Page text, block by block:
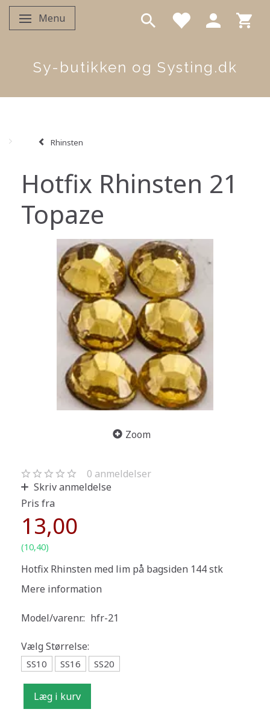
Skifte navigation
Menu
Sy-butikken og Systing.dk
Rhinsten
Hotfix Rhinsten 21
Topaze
Zoom
0 anmeldelser
Skriv anmeldelse
Pris fra
13,00
(10,40)
Hotfix Rhinsten med lim på bagsiden 144 stk
Mere information
Model/varenr.: hfr-21
Vælg Størrelse:
SS10 SS16 SS20
Læg i kurv